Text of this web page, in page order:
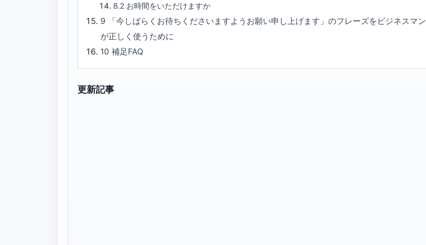
8.2 お時間をいただけますか
9
「今しばらくお待ちくださいますようお願い申し上げます」のフレーズをビジネスマン
が正しく使うために
10補足FAQ
更新記事